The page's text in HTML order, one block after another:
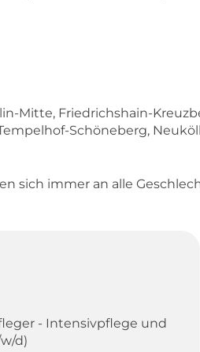
Mitte, Friedrichshain-
Schöneberg,
sich immer an alle
- Intensivpflege und
d)